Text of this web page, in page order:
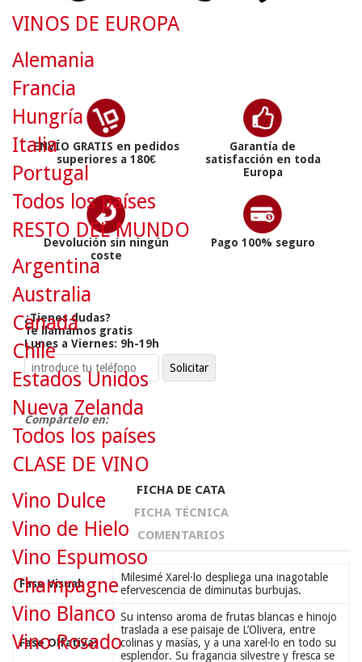
ENVÍO GRATIS en pedidos
superiores a 180€
Garantía de
satisfacción en toda
Europa
Devolución sin ningún
coste
Pago 100% seguro
¿Tienes dudas?
Te llamamos gratis
Lunes a Viernes: 9h-19h
Compártelo en:
FICHA DE CATA
FICHA TÉCNICA
COMENTARIOS
Fase Visual:
Milesimé Xarel·lo despliega una inagotable
efervescencia de diminutas burbujas.
Fase Olfativa:
Su intenso aroma de frutas blancas e hinojo
traslada a ese paisaje de L’Olivera, entre
colinas y masías, y a una xarel·lo en todo su
esplendor. Su fragancia silvestre y fresca se
VINOS DE EUROPA
Alemania
Francia
Hungría
Italia
Portugal
Todos los países
RESTO DEL MUNDO
Argentina
Australia
Canadá
Chile
Estados Unidos
Nueva Zelanda
Todos los países
CLASE DE VINO
Vino Dulce
Vino de Hielo
Vino Espumoso
Champagne
Vino Blanco
Vino Rosado